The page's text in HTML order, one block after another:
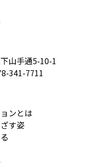
山手通5-10-1
341-7711
ンとは
す姿